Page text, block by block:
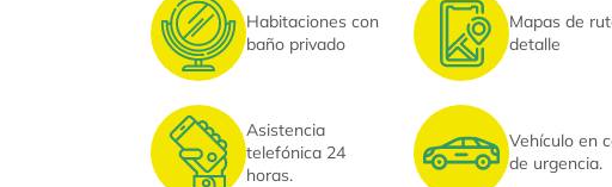
Habitaciones con
baño privado
Asistencia
telefónica 24
horas.
Mapas de
detalle
Vehículo en
de urgencia.